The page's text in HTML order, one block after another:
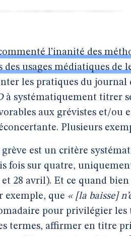
l’inanité des
usages médiatiques de
les pratiques du journal
à systématiquement titrer
aux grévistes et/ou
Plusieurs
grève est un critère
fois sur quatre,
et 28 avril). Et ce quand
exemple, que « [la baisse]
pour privilégier
termes, affirmer en titre